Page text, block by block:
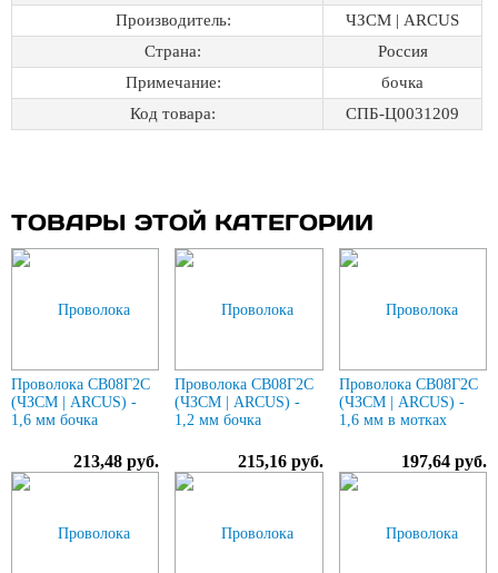
Производитель:
ЧЗСМ | ARCUS
Страна:
Россия
Примечание:
бочка
Код товара:
СПБ-Ц0031209
ТОВАРЫ ЭТОЙ КАТЕГОРИИ
Проволока СВ08Г2С
(ЧЗСМ | ARCUS) -
1,6 мм бочка
213,48 руб.
Проволока СВ08Г2С
(ЧЗСМ | ARCUS) -
1,2 мм бочка
215,16 руб.
Проволока СВ08Г2С
(ЧЗСМ | ARCUS) -
1,6 мм в мотках
197,64 руб.